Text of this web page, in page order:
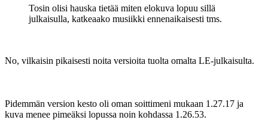
Tosin olisi hauska tietää miten elokuva lopuu sillä
julkaisulla, katkeaako musiikki ennenaikaisesti tms.
No, vilkaisin pikaisesti noita versioita tuolta omalta LE-julkaisulta.
Pidemmän version kesto oli oman soittimeni mukaan 1.27.17 ja
kuva menee pimeäksi lopussa noin kohdassa 1.26.53.